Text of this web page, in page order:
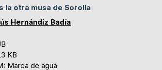
la otra musa de Sorolla
Hernándiz Badía
KB
Marca de agua